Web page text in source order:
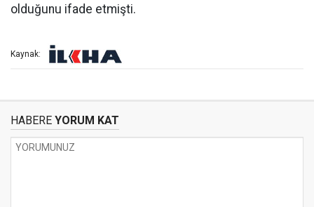
olduğunu ifade etmişti.
Kaynak:
HABERE YORUM KAT